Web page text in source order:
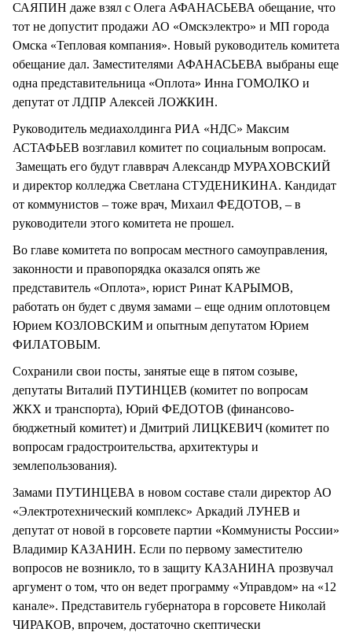
САЯПИН даже взял с Олега АФАНАСЬЕВА обещание, что
тот не допустит продажи АО «Омскэлектро» и МП города
Омска «Тепловая компания». Новый руководитель комитета
обещание дал. Заместителями АФАНАСЬЕВА выбраны еще
одна представительница «Оплота» Инна ГОМОЛКО и
депутат от ЛДПР Алексей ЛОЖКИН.
Руководитель медиахолдинга РИА «НДС» Максим
АСТАФЬЕВ возглавил комитет по социальным вопросам.
Замещать его будут главврач Александр МУРАХОВСКИЙ
и директор колледжа Светлана СТУДЕНИКИНА. Кандидат
от коммунистов – тоже врач, Михаил ФЕДОТОВ, – в
руководители этого комитета не прошел.
Во главе комитета по вопросам местного самоуправления,
законности и правопорядка оказался опять же
представитель «Оплота», юрист Ринат КАРЫМОВ,
работать он будет с двумя замами – еще одним оплотовцем
Юрием КОЗЛОВСКИМ и опытным депутатом Юрием
ФИЛАТОВЫМ.
Сохранили свои посты, занятые еще в пятом созыве,
депутаты Виталий ПУТИНЦЕВ (комитет по вопросам
ЖКХ и транспорта), Юрий ФЕДОТОВ (финансово-
бюджетный комитет) и Дмитрий ЛИЦКЕВИЧ (комитет по
вопросам градостроительства, архитектуры и
землепользования).
Замами ПУТИНЦЕВА в новом составе стали директор АО
«Электротехнический комплекс» Аркадий ЛУНЕВ и
депутат от новой в горсовете партии «Коммунисты России»
Владимир КАЗАНИН. Если по первому заместителю
вопросов не возникло, то в защиту КАЗАНИНА прозвучал
аргумент о том, что он ведет программу «Управдом» на «12
канале». Представитель губернатора в горсовете Николай
ЧИРАКОВ, впрочем, достаточно скептически